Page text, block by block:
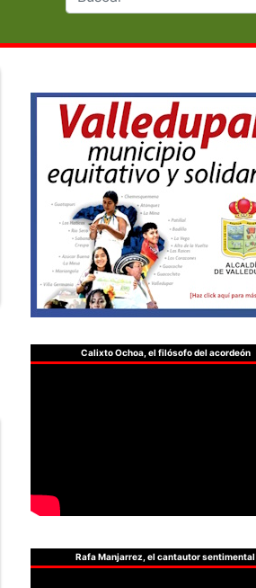
Calixto Ochoa, el filósofo del acordeón
Rafa Manjarrez, el cantautor sentimental